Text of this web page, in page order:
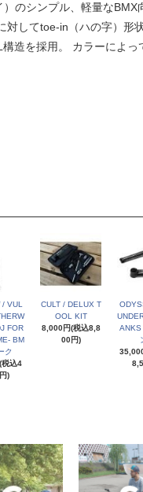
のシンプル、軽量なBMX
対してtoe-in（ハの字）形
造を採用。 カラーによっ
VUL
FOR
BM
ク
込4
)
CULT / DELUX T
OOL KIT
8,000円(税込8,8
00円)
ANKS